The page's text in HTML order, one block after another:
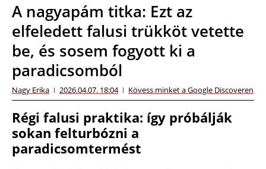
A nagyapám titka: Ezt az
elfeledett falusi trükköt vetette
be, és sosem fogyott ki a
paradicsomból
Nagy Erika 2026.04.07. 18:04 Kövess minket a Google Discoveren
Régi falusi praktika: így próbálják
sokan felturbózni a
paradicsomtermést